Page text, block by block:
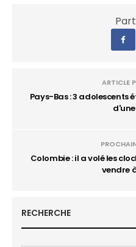
ARTICLE
Pays-Bas : 3 adolescents
Colombie : il a volé les
vendre
RECHERCHE